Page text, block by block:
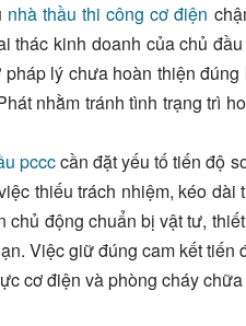
nhà thầu thi công cơ điện
thác kinh doanh của chủ
pháp lý chưa hoàn thiện
nhằm tránh tình trạng trì
pccccần đặt yếu tố tiến độ
thiếu trách nhiệm, kéo
chủ động chuẩn bị vật tư,
Việc giữ đúng cam kết
cơ điện và phòng cháy